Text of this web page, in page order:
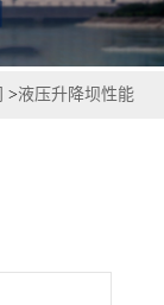
>液压升降坝性能